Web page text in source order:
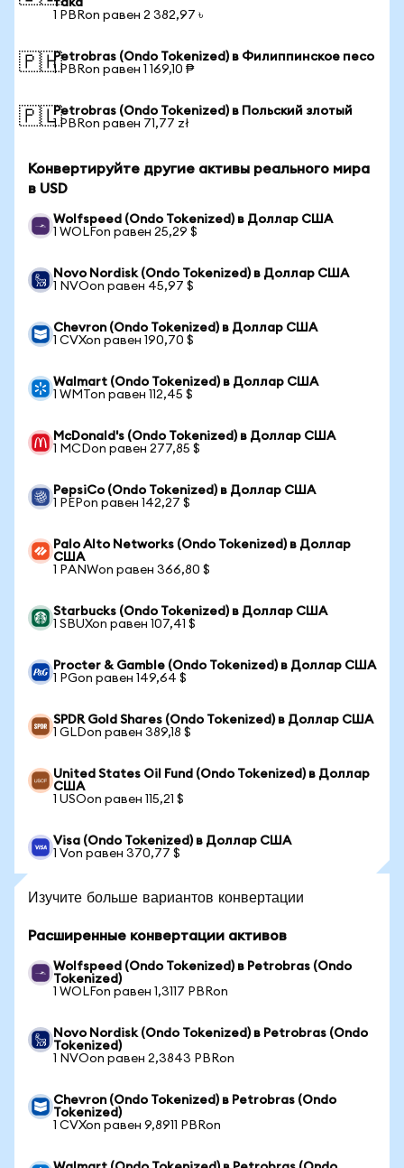
така
1 PBRon равен 2 382,97 ৳
🇵🇭Petrobras (Ondo Tokenized) в Филиппинское песо
1 PBRon равен 1 169,10 ₱
🇵🇱Petrobras (Ondo Tokenized) в Польский злотый
1 PBRon равен 71,77 zł
Конвертируйте другие активы реального мира
в USD
Wolfspeed (Ondo Tokenized) в Доллар США
1 WOLFon равен 25,29 $
Novo Nordisk (Ondo Tokenized) в Доллар США
1 NVOon равен 45,97 $
Chevron (Ondo Tokenized) в Доллар США
1 CVXon равен 190,70 $
Walmart (Ondo Tokenized) в Доллар США
1 WMTon равен 112,45 $
McDonald's (Ondo Tokenized) в Доллар США
1 MCDon равен 277,85 $
PepsiCo (Ondo Tokenized) в Доллар США
1 PEPon равен 142,27 $
Palo Alto Networks (Ondo Tokenized) в Доллар
США
1 PANWon равен 366,80 $
Starbucks (Ondo Tokenized) в Доллар США
1 SBUXon равен 107,41 $
Procter & Gamble (Ondo Tokenized) в Доллар США
1 PGon равен 149,64 $
SPDR Gold Shares (Ondo Tokenized) в Доллар США
1 GLDon равен 389,18 $
United States Oil Fund (Ondo Tokenized) в Доллар
США
1 USOon равен 115,21 $
Visa (Ondo Tokenized) в Доллар США
1 Von равен 370,77 $
Изучите больше вариантов конвертации
Расширенные конвертации активов
Wolfspeed (Ondo Tokenized) в Petrobras (Ondo
Tokenized)
1 WOLFon равен 1,3117 PBRon
Novo Nordisk (Ondo Tokenized) в Petrobras (Ondo
Tokenized)
1 NVOon равен 2,3843 PBRon
Chevron (Ondo Tokenized) в Petrobras (Ondo
Tokenized)
1 CVXon равен 9,8911 PBRon